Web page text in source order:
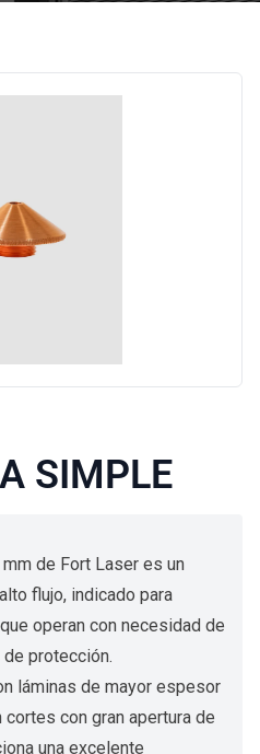
SIMPLE
de Fort Laser es un
flujo, indicado para
operan con necesidad de
protección.
láminas de mayor espesor
con gran apertura de
una excelente